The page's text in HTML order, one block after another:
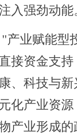
入强劲动能
业赋能型
接资金支
、科技与
化产业资
产业形成